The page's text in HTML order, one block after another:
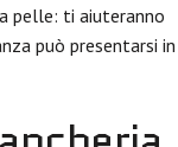
pelle: ti aiuteranno
può presentarsi in